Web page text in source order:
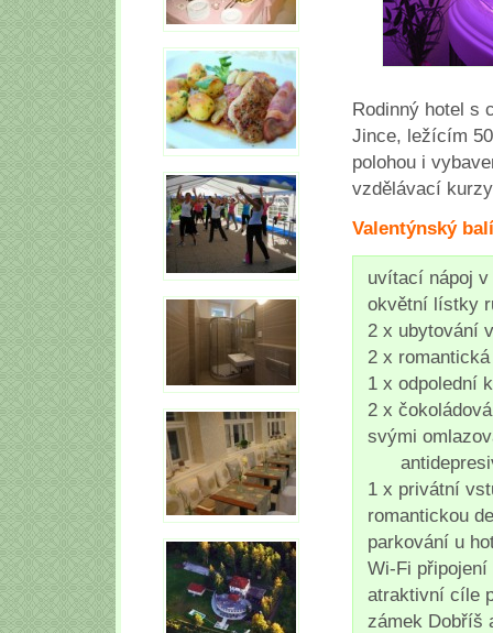
Rodinný hotel s
Jince, ležícím
polohou i
vzdělávací
Valentýnský
uvítací nápoj
okvětní lístky
2 x ubytování
2 x
1 x odpolední
2 x
svými
1 x privátní
romantickou
parkování u
Wi-Fi připojení
atraktivní cíle
zámek Dobříš